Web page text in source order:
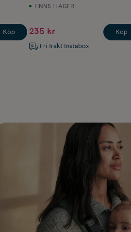
Köp
FINNS I LAGER
235 kr
Fri frakt Instabox
Köp